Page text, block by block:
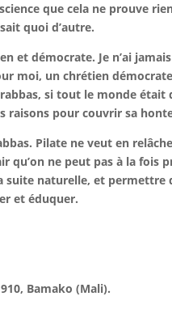
que cela ne prouve
quoi d’autre.
et démocrate. Je n’ai
moi, un chrétien
si tout le monde était
raisons pour couvrir sa
Pilate ne veut en
qu’on ne peut pas à la fois
suite naturelle, et permettre
et éduquer.
Bamako (Mali).